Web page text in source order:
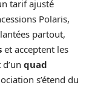
tarif ajusté
Polaris,
partout,
et acceptent les
quad
s’étend du